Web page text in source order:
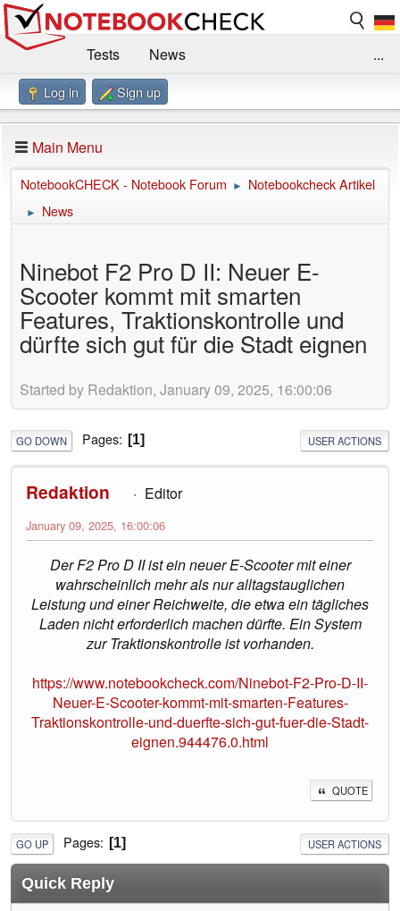
Tests
News
Benchmarks / Technik
Forum
Impressum
...
Log in Sign up
Main Menu
NotebookCHECK - Notebook Forum ► Notebookcheck Artikel
► News
Ninebot F2 Pro D II: Neuer E-
Scooter kommt mit smarten
Features, Traktionskontrolle und
dürfte sich gut für die Stadt eignen
Started by Redaktion, January 09, 2025, 16:00:06
GO DOWN Pages 1 USER ACTIONS
Redaktion Editor
January 09, 2025, 16:00:06
Der F2 Pro D II ist ein neuer E-Scooter mit einer
wahrscheinlich mehr als nur alltagstauglichen
Leistung und einer Reichweite, die etwa ein tägliches
Laden nicht erforderlich machen dürfte. Ein System
zur Traktionskontrolle ist vorhanden.
https://www.notebookcheck.com/Ninebot-F2-Pro-D-II-
Neuer-E-Scooter-kommt-mit-smarten-Features-
Traktionskontrolle-und-duerfte-sich-gut-fuer-die-Stadt-
eignen.944476.0.html
QUOTE
GO UP Pages 1 USER ACTIONS
Quick Reply